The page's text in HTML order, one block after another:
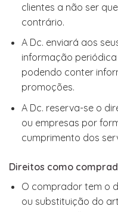
clientes a não ser
contrário.
A Dc. enviará aos
informação
podendo conter
promoções.
A Dc. reserva-se o
ou empresas por
cumprimento dos
Direitos como
O comprador tem o
ou substituição do